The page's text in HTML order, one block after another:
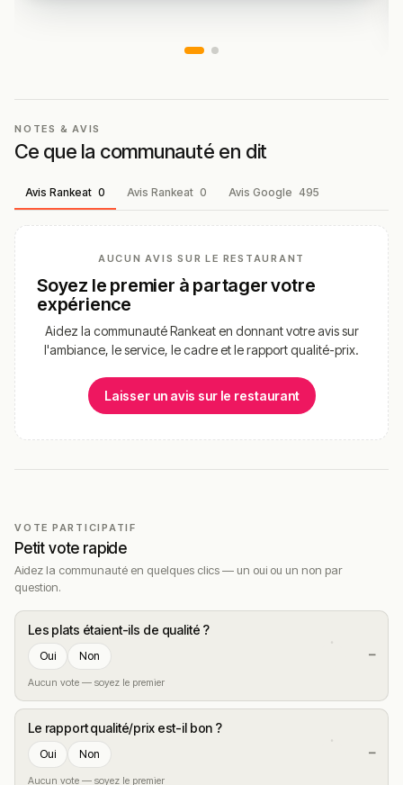
NOTES & AVIS
Ce que la communauté en dit
Avis Rankeat 0 Avis Rankeat 0 Avis Google 495
AUCUN AVIS SUR LE RESTAURANT
Soyez le premier à partager votre
expérience
Aidez la communauté Rankeat en donnant votre avis sur
l'ambiance, le service, le cadre et le rapport qualité-prix.
Laisser un avis sur le restaurant
VOTE PARTICIPATIF
Petit vote rapide
Aidez la communauté en quelques clics — un oui ou un non par
question.
Les plats étaient-ils de qualité ?
Oui Non
Aucun vote — soyez le premier
—
Le rapport qualité/prix est-il bon ?
Oui Non
Aucun vote — soyez le premier
—